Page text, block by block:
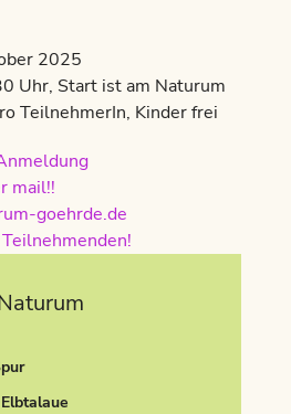
2025
Uhr, Start ist am Naturum
TeilnehmerIn, Kinder frei
mail!!
goehrde.de